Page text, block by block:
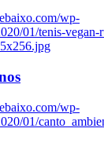
wp-
01/tenis-
wp-
01/